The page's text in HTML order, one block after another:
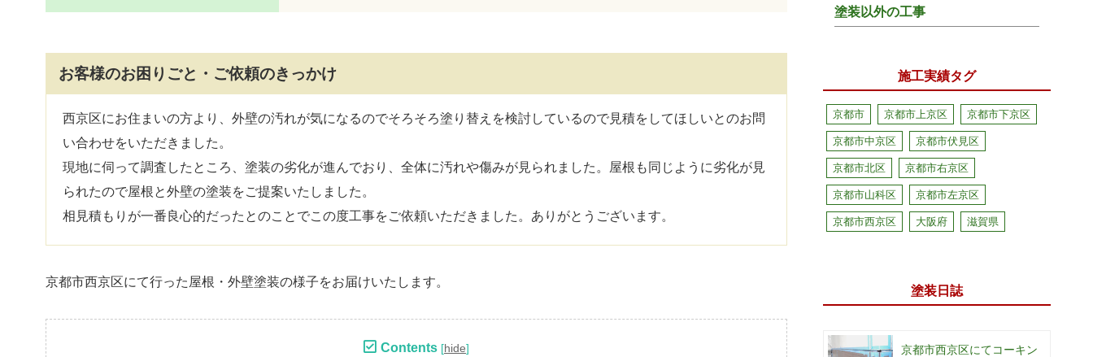
お客様のお困りごと・ご依頼のきっかけ
西京区にお住まいの方より、外壁の汚れが気になるのでそろそろ塗り替えを検討しているので見積をしてほしいとのお問
い合わせをいただきました。
現地に伺って調査したところ、塗装の劣化が進んでおり、全体に汚れや傷みが見られました。屋根も同じように劣化が見
られたので屋根と外壁の塗装をご提案いたしました。
相見積もりが一番良心的だったとのことでこの度工事をご依頼いただきました。ありがとうございます。
京都市西京区にて行った屋根・外壁塗装の様子をお届けいたします。
Contents [hide]
塗装以外の工事
施工実績タグ
京都市 京都市上京区 京都市下京区
京都市中京区 京都市伏見区
京都市北区 京都市右京区
京都市山科区 京都市左京区
京都市西京区 大阪府 滋賀県
塗装日誌
京都市西京区にてコーキン